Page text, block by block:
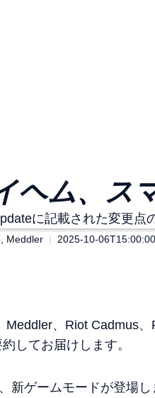
ヘム、ス
に記載された変更点
Meddler 2025-10-
、Riot Cadmus
してお届けします。
新ゲームモードが登場し